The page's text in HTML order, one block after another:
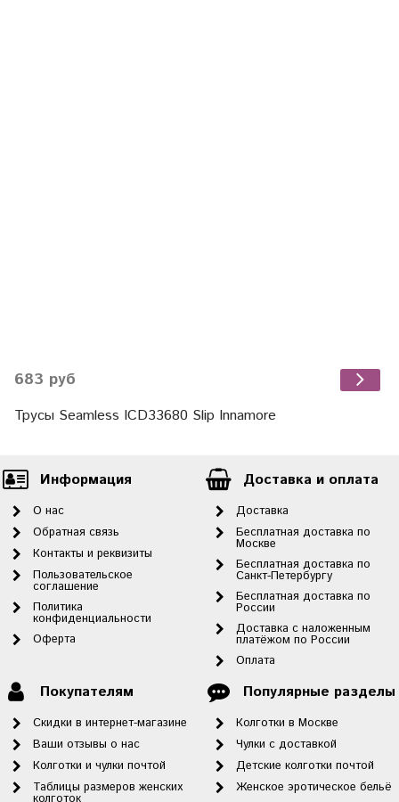
683 руб
Трусы Seamless ICD33680 Slip Innamore
Информация
О нас
Обратная связь
Контакты и реквизиты
Пользовательское
соглашение
Политика
конфиденциальности
Оферта
Доставка и оплата
Доставка
Бесплатная доставка по
Москве
Бесплатная доставка по
Санкт-Петербургу
Бесплатная доставка по
России
Доставка с наложенным
платёжом по России
Оплата
Покупателям
Скидки в интернет-магазине
Ваши отзывы о нас
Колготки и чулки почтой
Таблицы размеров женских
Популярные разделы
Колготки в Москве
Чулки с доставкой
Детские колготки почтой
Женское эротическое бельё